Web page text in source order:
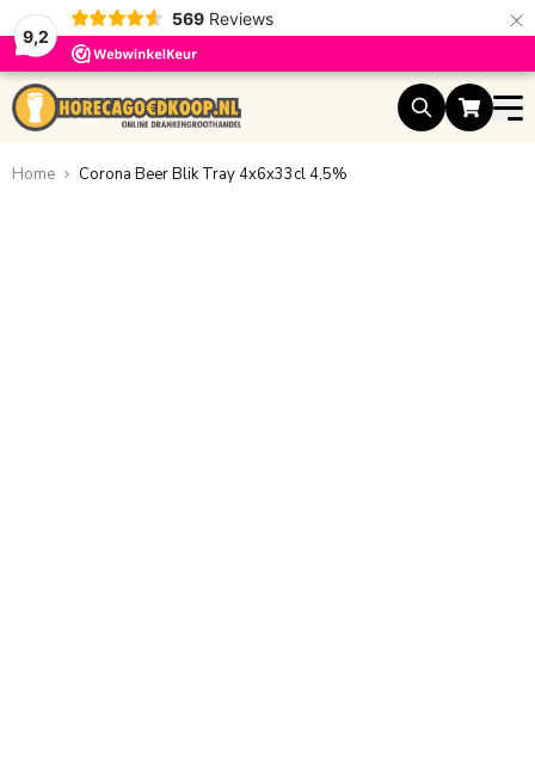
9,2
569 Reviews ×
Ga naar de inhoud
Home Corona Beer Blik Tray 4x6x33cl 4,5%